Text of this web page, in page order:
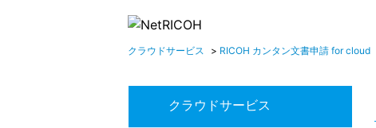
クラウドサービス > RICOH カンタン文書申請 for cloud
クラウドサービス